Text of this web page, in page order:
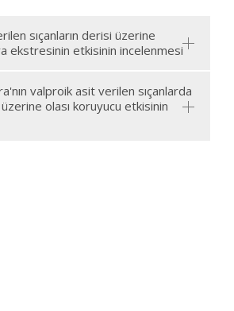
sıçanların derisi üzerine
ekstresinin etkisinin incelenmesi
valproik asit verilen sıçanlarda
olası koruyucu etkisinin